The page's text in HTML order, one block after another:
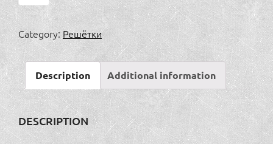
2
quantity
Category:Решётки
Description Additional information
DESCRIPTION